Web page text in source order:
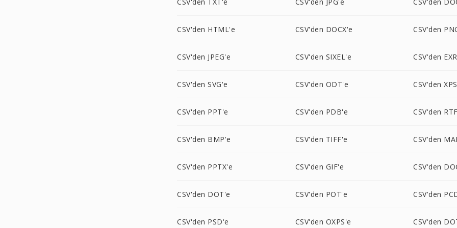
CSV'den HTML'e CSV'den DOCX'e CSV'den
CSV'den JPEG'e CSV'den SIXEL'e CSV'den
CSV'den SVG'e CSV'den ODT'e CSV'den
CSV'den PPT'e CSV'den PDB'e CSV'den
CSV'den BMP'e CSV'den TIFF'e CSV'den
CSV'den PPTX'e CSV'den GIF'e CSV'den
CSV'den DOT'e CSV'den POT'e CSV'den
CSV'den PSD'e CSV'den OXPS'e CSV'den